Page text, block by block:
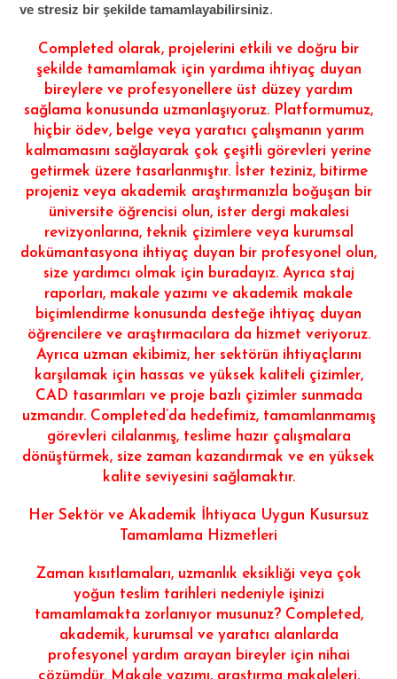
ve stresiz bir şekilde tamamlayabilirsiniz.
Completed olarak, projelerini etkili ve doğru bir
şekilde tamamlamak için yardıma ihtiyaç duyan
bireylere ve profesyonellere üst düzey yardım
sağlama konusunda uzmanlaşıyoruz. Platformumuz,
hiçbir ödev, belge veya yaratıcı çalışmanın yarım
kalmamasını sağlayarak çok çeşitli görevleri yerine
getirmek üzere tasarlanmıştır. İster teziniz, bitirme
projeniz veya akademik araştırmanızla boğuşan bir
üniversite öğrencisi olun, ister dergi makalesi
revizyonlarına, teknik çizimlere veya kurumsal
dokümantasyona ihtiyaç duyan bir profesyonel olun,
size yardımcı olmak için buradayız. Ayrıca staj
raporları, makale yazımı ve akademik makale
biçimlendirme konusunda desteğe ihtiyaç duyan
öğrencilere ve araştırmacılara da hizmet veriyoruz.
Ayrıca uzman ekibimiz, her sektörün ihtiyaçlarını
karşılamak için hassas ve yüksek kaliteli çizimler,
CAD tasarımları ve proje bazlı çizimler sunmada
uzmandır. Completed’da hedefimiz, tamamlanmamış
görevleri cilalanmış, teslime hazır çalışmalara
dönüştürmek, size zaman kazandırmak ve en yüksek
kalite seviyesini sağlamaktır.
Her Sektör ve Akademik İhtiyaca Uygun Kusursuz
Tamamlama Hizmetleri
Zaman kısıtlamaları, uzmanlık eksikliği veya çok
yoğun teslim tarihleri ​​nedeniyle işinizi
tamamlamakta zorlanıyor musunuz? Completed,
akademik, kurumsal ve yaratıcı alanlarda
profesyonel yardım arayan bireyler için nihai
çözümdür. Makale yazımı, araştırma makaleleri,